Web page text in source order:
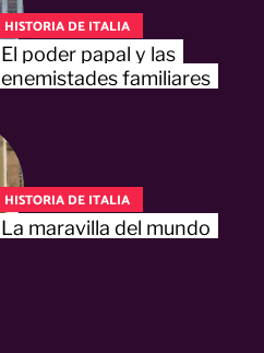
HISTORIA DE ITALIA
El poder papal y las
enemistades familiares
HISTORIA DE ITALIA
La maravilla del mundo